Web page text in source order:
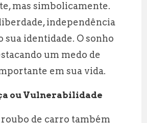
mas simbolicamente.
independência
sua identidade. O sonho
um medo de
em sua vida.
ou Vulnerabilidade
roubo de carro também